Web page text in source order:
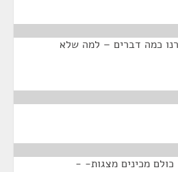
כמה דברים – למה שלא
מכינים מצגות- -